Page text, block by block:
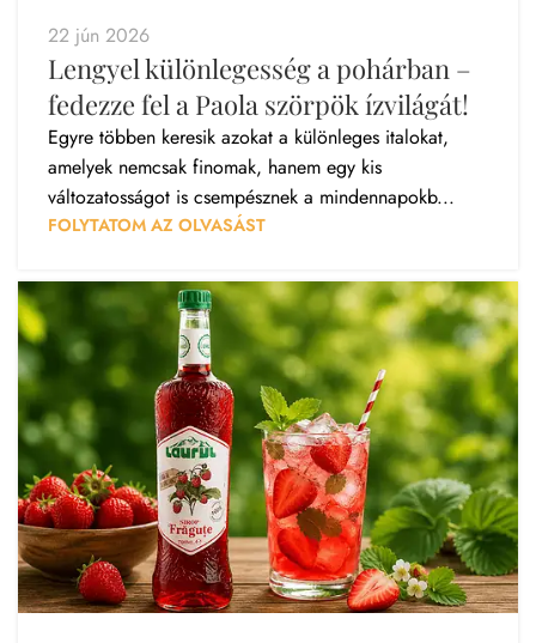
22 jún 2026
Lengyel különlegesség a pohárban –
fedezze fel a Paola szörpök ízvilágát!
Egyre többen keresik azokat a különleges italokat,
amelyek nemcsak finomak, hanem egy kis
változatosságot is csempésznek a mindennapokb...
FOLYTATOM AZ OLVASÁST